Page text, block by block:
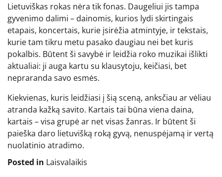
Lietuviškas rokas nėra tik fonas. Daugeliui jis tampa
gyvenimo dalimi – dainomis, kurios lydi skirtingais
etapais, koncertais, kurie įsirėžia atmintyje, ir tekstais,
kurie tam tikru metu pasako daugiau nei bet kuris
pokalbis. Būtent ši savybė ir leidžia roko muzikai išlikti
aktualiai: ji auga kartu su klausytoju, keičiasi, bet
nepraranda savo esmės.
Kiekvienas, kuris leidžiasi į šią sceną, anksčiau ar vėliau
atranda kažką savito. Kartais tai būna viena daina,
kartais – visa grupė ar net visas žanras. Ir būtent ši
paieška daro lietuvišką roką gyvą, nenuspėjamą ir vertą
nuolatinio atradimo.
Posted in Laisvalaikis